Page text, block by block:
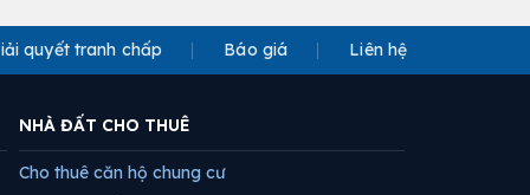
quyết tranh chấp Báo giá Liên hệ
NHÀ ĐẤT CHO THUÊ
Cho thuê căn hộ chung cư